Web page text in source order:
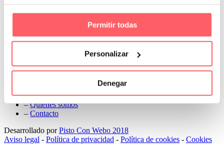
Permitir todas
Personalizar
Denegar
–Servicios personalizados
–Nuestros proyectos
–Quiénes somos
– Contacto
Desarrollado porPisto Con Webo 2018
Aviso legal - Política de privacidad - Política de cookies - Cookies